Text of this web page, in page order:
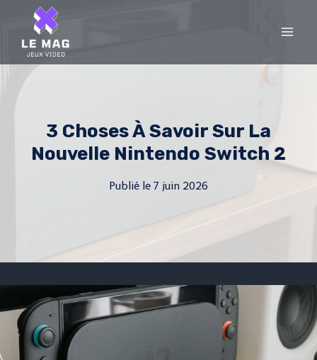
content
3 Choses À Savoir Sur La
Nouvelle Nintendo Switch 2
Publié le 7 juin 2026